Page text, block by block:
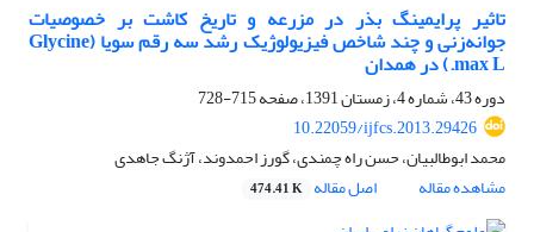
تاثیر پرایمینگ بذر در مزرعه و تاریخ کاشت بر خصوصیات
جوانه‌زنی و چند شاخص فیزیولوژیک رشد سه رقم سویا (Glycine
max L.) در همدان
دوره 43، شماره 4، زمستان 1391، صفحه
715-728
10.22059/ijfcs.2013.29426
محمد ابوطالبیان، حسن راه چمندی، گورز احمدوند، آژنگ جاهدی
مشاهده مقاله
اصل مقاله 474.41 K